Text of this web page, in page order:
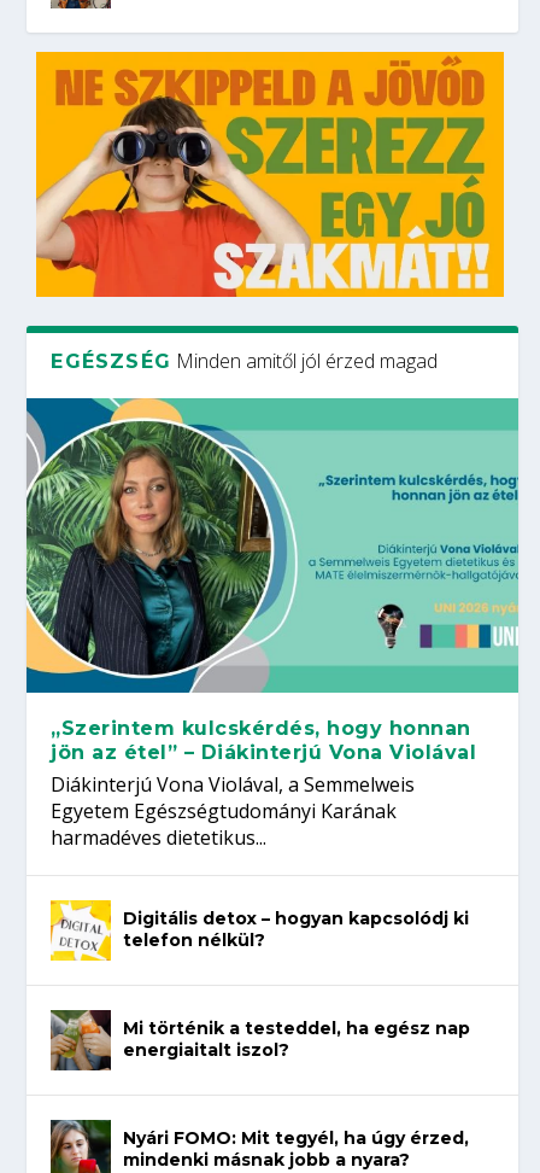
EGÉSZSÉG Minden amitől jól érzed magad
„Szerintem kulcskérdés, hogy honnan
jön az étel” – Diákinterjú Vona Violával
Diákinterjú Vona Violával, a Semmelweis
Egyetem Egészségtudományi Karának
harmadéves dietetikus...
Digitális detox – hogyan kapcsolódj ki
telefon nélkül?
Mi történik a testeddel, ha egész nap
energiaitalt iszol?
Nyári FOMO: Mit tegyél, ha úgy érzed,
mindenki másnak jobb a nyara?